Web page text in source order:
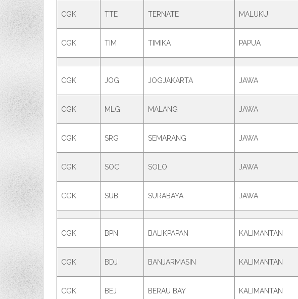
CGK TTE TERNATE MALUKU
CGK TIM TIMIKA PAPUA
CGK JOG JOGJAKARTA JAWA
CGK MLG MALANG JAWA
CGK SRG SEMARANG JAWA
CGK SOC SOLO JAWA
CGK SUB SURABAYA JAWA
CGK BPN BALIKPAPAN KALIMANTAN
CGK BDJ BANJARMASIN KALIMANTAN
CGK BEJ BERAU BAY KALIMANTAN